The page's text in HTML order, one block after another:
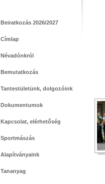
Beiratkozás 2026/2027
Címlap
Névadónkról
Bemutatkozás
Tantestületünk, dolgozóink
Dokumentumok
Kapcsolat, elérhetőség
Sportmászás
Alapítványaink
Tananyag